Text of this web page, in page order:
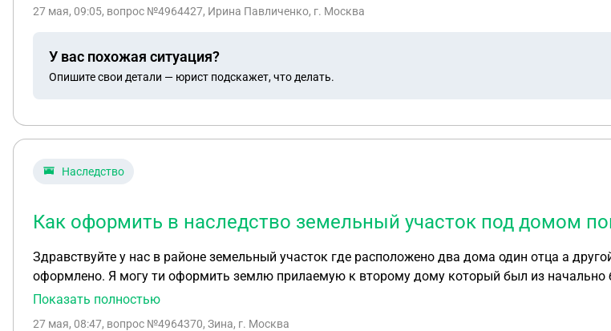
27 мая, 09:05, вопрос №4964427, Ирина Павличенко, г. Москва
У вас похожая ситуация?
Опишите свои детали — юрист подскажет, что делать.
Наследство
Как оформить в наследство земельный участок под домом
Здравствуйте у нас в районе земельный участок где расположено два дома один отца а
оформлено. Я могу ти оформить землю прилаемую к второму дому который был из начально был построен для мужа дом зарегистрирован в БТИ а земля не
оформлена. Так как это был период 2008год
Показать полностью
27 мая, 08:47, вопрос №4964370, Зина, г. Москва